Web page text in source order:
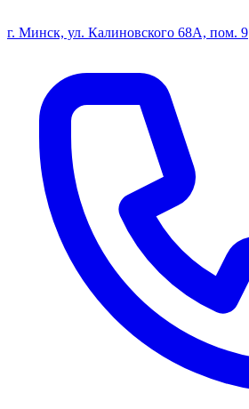
г. Минск, ул. Калиновского 68А, пом. 9